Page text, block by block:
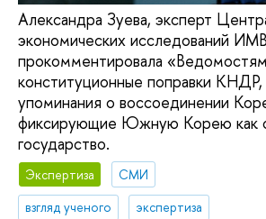
Александра Зуева, эксперт
экономических исследований
прокомментировала
конституционные поправки
упоминания о воссоединении
фиксирующие Южную Корею как
государство.
Экспертиза
СМИ
взгляд ученого
экспертиза